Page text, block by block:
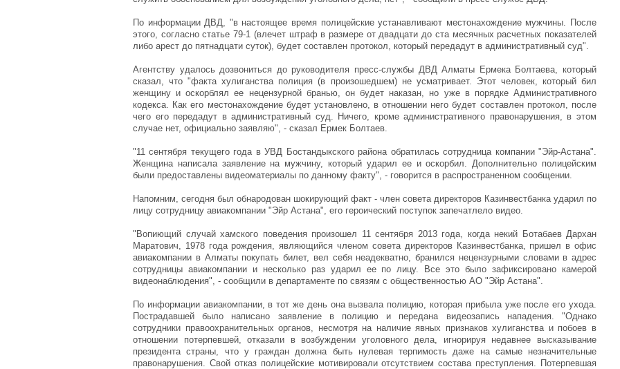
По информации ДВД, "в настоящее время полицейские устанавливают местонахождение мужчины. После
этого, согласно статье 79-1 (влечет штраф в размере от двадцати до ста месячных расчетных показателей
либо арест до пятнадцати суток), будет составлен протокол, который передадут в административный суд".
Агентству удалось дозвониться до руководителя пресс-службы ДВД Алматы Ермека Болтаева, который
сказал, что "факта хулиганства полиция (в произошедшем) не усматривает. Этот человек, который бил
женщину и оскорблял ее нецензурной бранью, он будет наказан, но уже в порядке Административного
кодекса. Как его местонахождение будет установлено, в отношении него будет составлен протокол, после
чего его передадут в административный суд. Ничего, кроме административного правонарушения, в этом
случае нет, официально заявляю", - сказал Ермек Болтаев.
"11 сентября текущего года в УВД Бостандыкского района обратилась сотрудница компании "Эйр-Астана".
Женщина написала заявление на мужчину, который ударил ее и оскорбил. Дополнительно полицейским
были предоставлены видеоматериалы по данному факту", - говорится в распространенном сообщении.
Напомним, сегодня был обнародован шокирующий факт - член совета директоров Казинвестбанка ударил по
лицу сотрудницу авиакомпании "Эйр Астана", его героический поступок запечатлело видео.
"Вопиющий случай хамского поведения произошел 11 сентября 2013 года, когда некий Ботабаев Дархан
Маратович, 1978 года рождения, являющийся членом совета директоров Казинвестбанка, пришел в офис
авиакомпании в Алматы покупать билет, вел себя неадекватно, бранился нецензурными словами в адрес
сотрудницы авиакомпании и несколько раз ударил ее по лицу. Все это было зафиксировано камерой
видеонаблюдения", - сообщили в департаменте по связям с общественностью АО "Эйр Астана".
По информации авиакомпании, в тот же день она вызвала полицию, которая прибыла уже после его ухода.
Пострадавшей было написано заявление в полицию и передана видеозапись нападения. "Однако
сотрудники правоохранительных органов, несмотря на наличие явных признаков хулиганства и побоев в
отношении потерпевшей, отказали в возбуждении уголовного дела, игнорируя недавнее высказывание
президента страны, что у граждан должна быть нулевая терпимость даже на самые незначительные
правонарушения. Свой отказ полицейские мотивировали отсутствием состава преступления. Потерпевшая
Настоящие мужчины.
Просмотров: 58344